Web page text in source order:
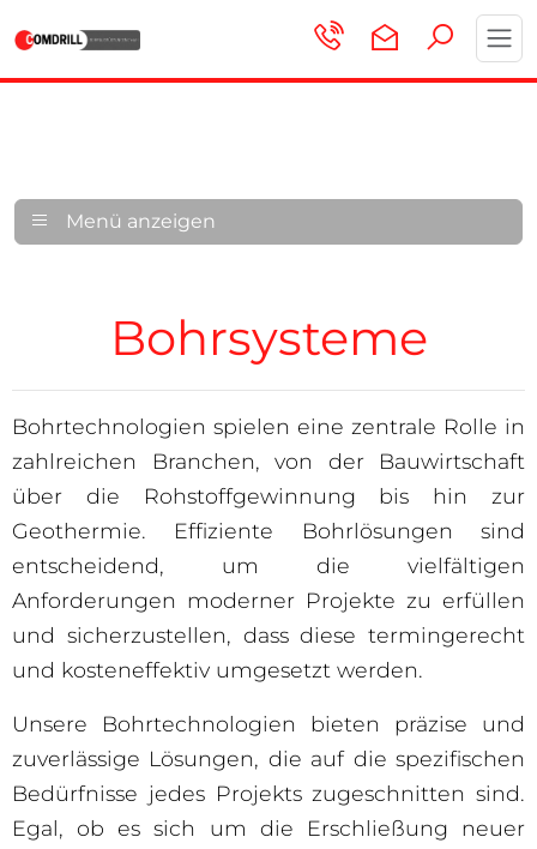
Menü anzeigen
Bohrsysteme
Bohrtechnologien spielen eine zentrale Rolle in
zahlreichen Branchen, von der Bauwirtschaft
über die Rohstoffgewinnung bis hin zur
Geothermie. Effiziente Bohrlösungen sind
entscheidend, um die vielfältigen
Anforderungen moderner Projekte zu erfüllen
und sicherzustellen, dass diese termingerecht
und kosteneffektiv umgesetzt werden.
Unsere Bohrtechnologien bieten präzise und
zuverlässige Lösungen, die auf die spezifischen
Bedürfnisse jedes Projekts zugeschnitten sind.
Egal, ob es sich um die Erschließung neuer